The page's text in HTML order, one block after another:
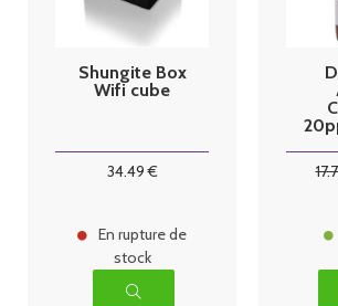
Shungite Box
Wifi cube
34.49€
En rupture de
stock
17